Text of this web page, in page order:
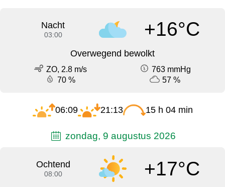
Nacht
03:00 +16°C
Overwegend bewolkt
ZO, 2.8 m/s
763 mmHg
70 %
57 %
06:09 21:13 15 h 04 min
zondag, 9 augustus 2026
Ochtend
08:00 +17°C